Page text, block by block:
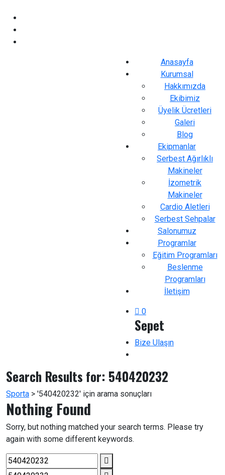
Anasayfa
Kurumsal
Hakkımızda
Ekibimiz
Üyelik Ücretleri
Galeri
Blog
Ekipmanlar
Serbest Ağırlıklı
Makineler
İzometrik
Makineler
Cardio Aletleri
Serbest Sehpalar
Salonumuz
Programlar
Eğitim Programları
Beslenme
Programları
İletişim
0
Sepet
Bize Ulaşın
Search Results for: 540420232
Sporta > '540420232' için arama sonuçları
Nothing Found
Sorry, but nothing matched your search terms. Please try
again with some different keywords.